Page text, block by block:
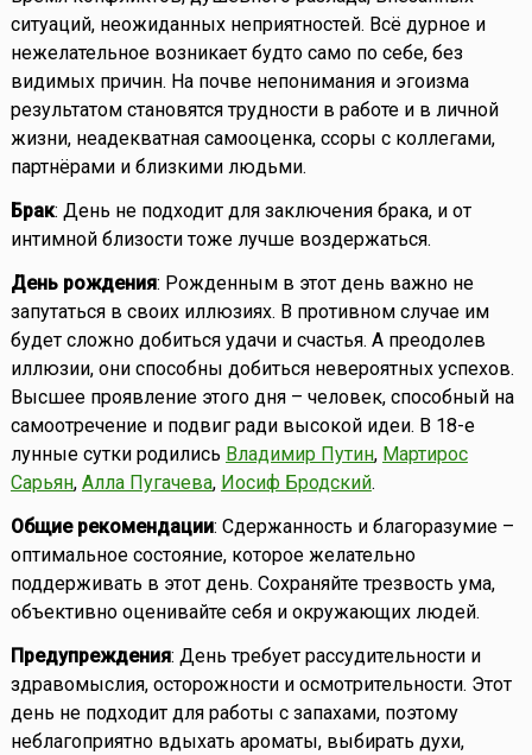
ситуаций, неожиданных неприятностей. Всё дурное и
нежелательное возникает будто само по себе, без
видимых причин. На почве непонимания и эгоизма
результатом становятся трудности в работе и в личной
жизни, неадекватная самооценка, ссоры с коллегами,
партнёрами и близкими людьми.
Брак: День не подходит для заключения брака, и от
интимной близости тоже лучше воздержаться.
День рождения: Рожденным в этот день важно не
запутаться в своих иллюзиях. В противном случае им
будет сложно добиться удачи и счастья. А преодолев
иллюзии, они способны добиться невероятных успехов.
Высшее проявление этого дня – человек, способный на
самоотречение и подвиг ради высокой идеи. В 18-е
лунные сутки родились Владимир Путин, Мартирос
Сарьян, Алла Пугачева, Иосиф Бродский.
Общие рекомендации: Сдержанность и благоразумие –
оптимальное состояние, которое желательно
поддерживать в этот день. Сохраняйте трезвость ума,
объективно оценивайте себя и окружающих людей.
Предупреждения: День требует рассудительности и
здравомыслия, осторожности и осмотрительности. Этот
день не подходит для работы с запахами, поэтому
неблагоприятно вдыхать ароматы, выбирать духи,